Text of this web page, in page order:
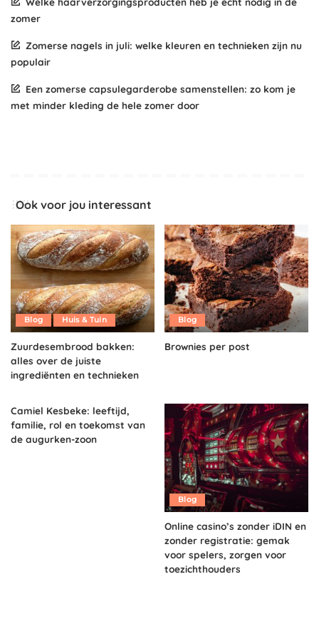
zomer
Zomerse nagels in juli: welke kleuren en technieken zijn nu
populair
Een zomerse capsulegarderobe samenstellen: zo kom je
met minder kleding de hele zomer door
Ook voor jou interessant
Blog Huis & Tuin
Zuurdesembrood bakken:
alles over de juiste
ingrediënten en technieken
Blog
Brownies per post
Camiel Kesbeke: leeftijd,
familie, rol en toekomst van
de augurken-zoon
Blog
Online casino’s zonder iDIN en
zonder registratie: gemak
voor spelers, zorgen voor
toezichthouders